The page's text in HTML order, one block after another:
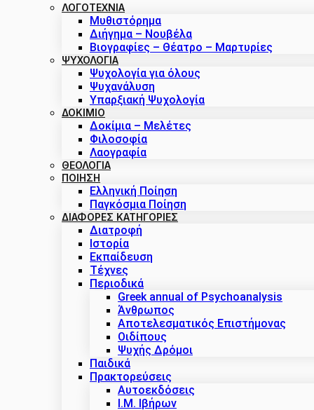
ΛΟΓΟΤΕΧΝΙΑ
Μυθιστόρημα
Διήγημα – Νουβέλα
Βιογραφίες – Θέατρο – Μαρτυρίες
ΨΥΧΟΛΟΓΙΑ
Ψυχολογία για όλους
Ψυχανάλυση
Υπαρξιακή Ψυχολογία
ΔΟΚΊΜΙΟ
Δοκίμια – Μελέτες
Φιλοσοφία
Λαογραφία
ΘΕΟΛΟΓΙΑ
ΠΟΙΗΣΗ
Ελληνική Ποίηση
Παγκόσμια Ποίηση
ΔΙΑΦΟΡΕΣ ΚΑΤΗΓΟΡΙΕΣ
Διατροφή
Ιστορία
Εκπαίδευση
Τέχνες
Περιοδικά
Greek annual of Psychoanalysis
Άνθρωπος
Αποτελεσματικός Επιστήμονας
Οιδίπους
Ψυχής Δρόμοι
Παιδικά
Πρακτoρεύσεις
Αυτοεκδόσεις
Ι.Μ. Ιβήρων